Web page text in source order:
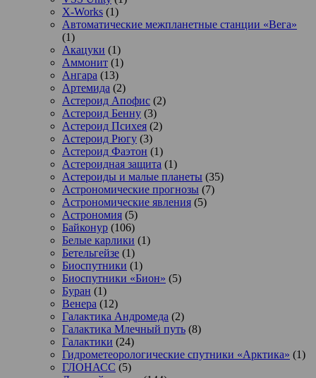
X-Works (1)
Автоматические межпланетные станции «Вега»
(1)
Акацуки (1)
Аммонит (1)
Ангара (13)
Артемида (2)
Астероид Апофис (2)
Астероид Бенну (3)
Астероид Психея (2)
Астероид Рюгу (3)
Астероид Фаэтон (1)
Астероидная защита (1)
Астероиды и малые планеты (35)
Астрономические прогнозы (7)
Астрономические явления (5)
Астрономия (5)
Байконур (106)
Белые карлики (1)
Бетельгейзе (1)
Биоспутники (1)
Биоспутники «Бион» (5)
Буран (1)
Венера (12)
Галактика Андромеда (2)
Галактика Млечный путь (8)
Галактики (24)
Гидрометеорологические спутники «Арктика» (1)
ГЛОНАСС (5)